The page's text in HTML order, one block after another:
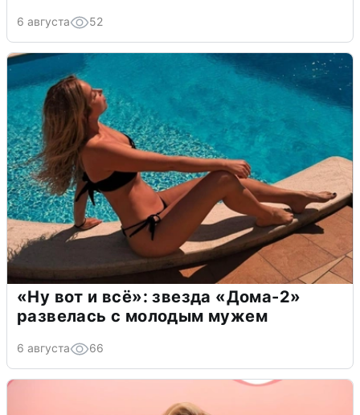
6 августа 52
«Ну вот и всё»: звезда «Дома-2»
развелась с молодым мужем
6 августа 66